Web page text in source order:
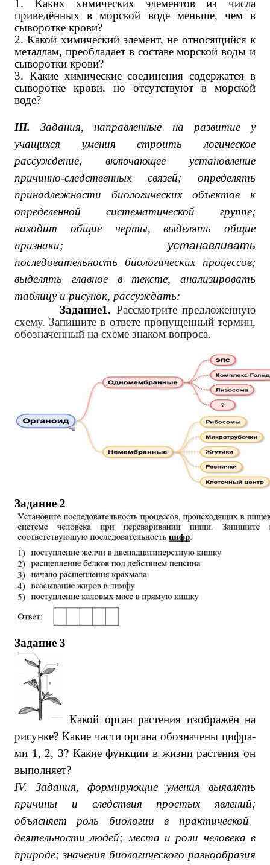
1. Каких химических элементов из числа
приведённых в морской воде меньше, чем в
сыворотке крови?
2. Какой химический элемент, не относящийся к
металлам, преобладает в составе морской воды и
сыворотки крови?
3. Какие химические соединения содержатся в
сыворотке крови, но отсутствуют в морской
воде?
III. Задания, направленные на развитие у
учащихся умения строить логическое
рассуждение, включающее установление
причинно-следственных связей; определять
принадлежности биологических объектов к
определенной систематической группе;
находит общие черты, выделять общие
признаки;
устанавливать
последовательность биологических процессов;
выделять главное в тексте, анализировать
таблицу и рисунок, рассуждать:
Задание1. Рассмотрите предложенную
схему. Запишите в ответе пропущенный термин,
обозначенный на схеме знаком вопроса.
Задание 2
Задание 3
Какой орган рас­те­ния изображён на
рисунке? Какие части ор­га­на обо­зна­че­ны циф­ра­
ми 1, 2, 3? Какие функ­ции в жизни рас­те­ния он
выполняет?
IV. Задания, формирующие умения выявлять
причины и следствия простых явлений;
объясняет роль биологии в практической
деятельности людей; места и роли человека в
природе; значения биологического разнообразия